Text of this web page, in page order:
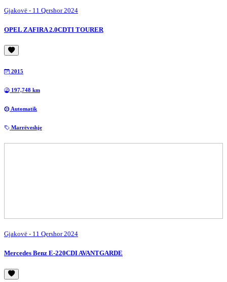
Gjakovë - 11 Qershor 2024
OPEL ZAFIRA 2.0CDTI TOURER
2015
197,748 km
Automatik
Marrëveshje
Gjakovë - 11 Qershor 2024
Mercedes Benz E-220CDI AVANTGARDE